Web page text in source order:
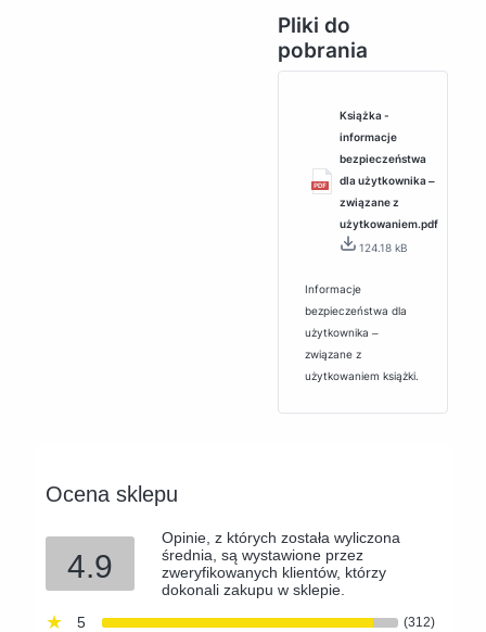
Pliki do
pobrania
Książka -
informacje
bezpieczeństwa
dla użytkownika ‒
związane z
użytkowaniem.pdf
124.18 kB
Informacje
bezpieczeństwa dla
użytkownika ‒
związane z
użytkowaniem książki.
Ocena sklepu
4.9
Opinie, z których została wyliczona
średnia, są wystawione przez
zweryfikowanych klientów, którzy
dokonali zakupu w sklepie.
5
(312)